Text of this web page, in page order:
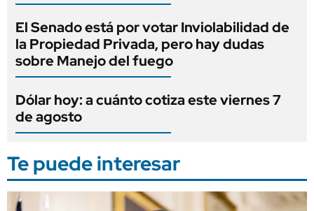
El Senado está por votar Inviolabilidad de
la Propiedad Privada, pero hay dudas
sobre Manejo del fuego
Dólar hoy: a cuánto cotiza este viernes 7
de agosto
Te puede interesar